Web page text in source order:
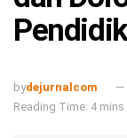
bydejurnalcom
Reading Time: 4 mins